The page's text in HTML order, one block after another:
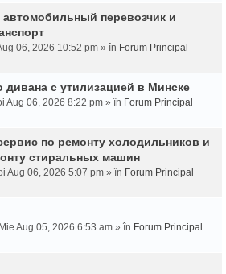
автомобильный перевозчик и
06, 2026 10:52 pm » în Forum Principal
дивана с утилизацией в Минске
Aug 06, 2026 8:22 pm » în Forum Principal
по ремонту холодильников и
стиральных машин
Aug 06, 2026 5:07 pm » în Forum Principal
Aug 05, 2026 6:53 am » în Forum Principal